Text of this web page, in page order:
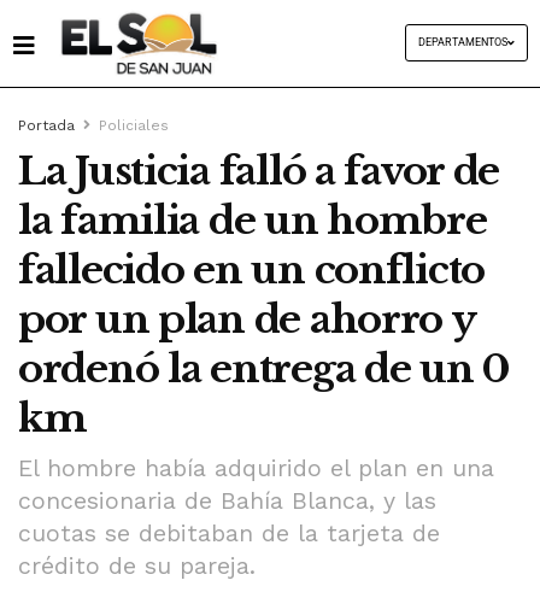
DEPARTAMENTOS
Portada Policiales
La Justicia falló a favor de
la familia de un hombre
fallecido en un conflicto
por un plan de ahorro y
ordenó la entrega de un 0
km
El hombre había adquirido el plan en una
concesionaria de Bahía Blanca, y las
cuotas se debitaban de la tarjeta de
crédito de su pareja.